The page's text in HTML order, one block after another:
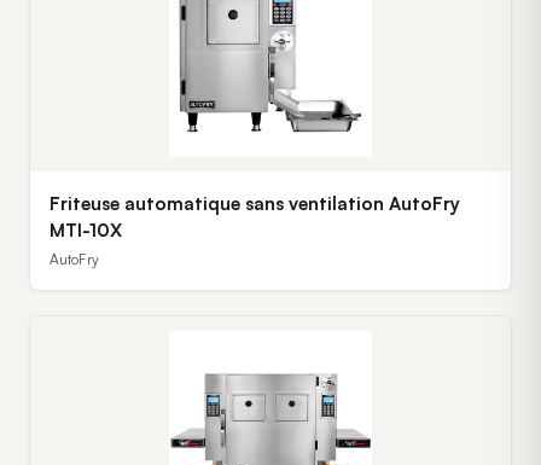
Friteuse automatique sans ventilation AutoFry
MTI-10X
AutoFry